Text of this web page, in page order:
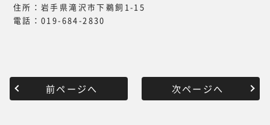
住所：岩手県滝沢市下鵜飼1-15
電話：019-684-2830
前ページへ 次ページへ